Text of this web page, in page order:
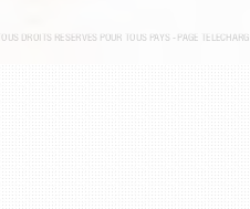
DROITS RÉSERVÉS POUR TOUS PAYS - PAGE